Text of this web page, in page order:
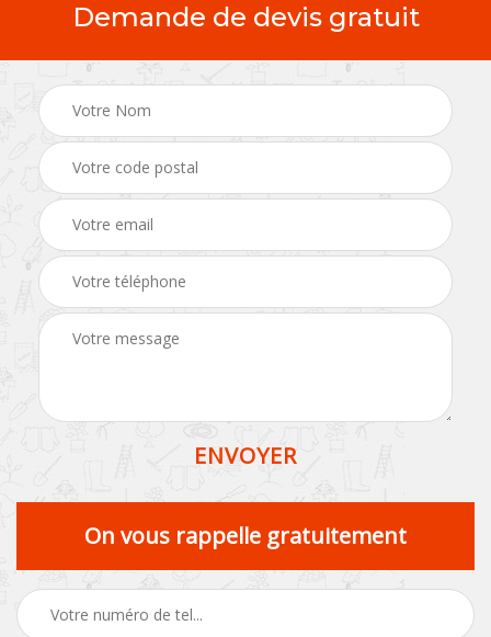
Demande de devis gratuit
On vous rappelle gratuitement